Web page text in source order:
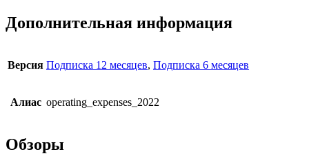
Дополнительная информация
Версия Подписка 12 месяцев, Подписка 6 месяцев
Алиас operating_expenses_2022
Обзоры